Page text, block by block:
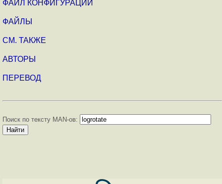
ФАЙЛ КОНФИГУРАЦИИ
ФАЙЛЫ
СМ. ТАКЖЕ
АВТОРЫ
ПЕРЕВОД
Поиск по тексту MAN-ов: